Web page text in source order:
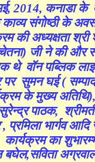
2014, कनाडा के
काव्य संगोष्ठी के
की अध्यक्षता
चेतना) जी ने की और
थे वॉन पब्लिक
सुमन घई (
के मुख्य
पाठक,
, प्रमिला भार्गव
कार्यक्रम का
बघेल,सविता